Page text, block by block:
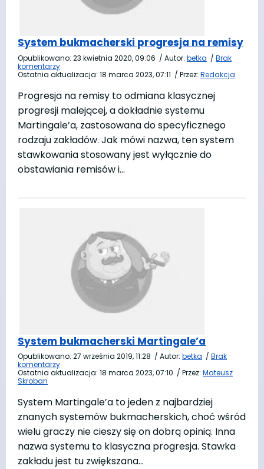
System bukmacherski progresja na remisy
Opublikowano: 23 kwietnia 2020, 09:06 / Autor: betka / Brak
komentarzy
Ostatnia aktualizacja: 18 marca 2023, 07:11 / Przez: Redakcja
Progresja na remisy to odmiana klasycznej
progresji malejącej, a dokładnie systemu
Martingale’a, zastosowana do specyficznego
rodzaju zakładów. Jak mówi nazwa, ten system
stawkowania stosowany jest wyłącznie do
obstawiania remisów i…
System bukmacherski Martingale’a
Opublikowano: 27 września 2019, 11:28 / Autor: betka / Brak
komentarzy
Ostatnia aktualizacja: 18 marca 2023, 07:10 / Przez: Mateusz
Skroban
System Martingale’a to jeden z najbardziej
znanych systemów bukmacherskich, choć wśród
wielu graczy nie cieszy się on dobrą opinią. Inna
nazwa systemu to klasyczna progresja. Stawka
zakładu jest tu zwiększana…